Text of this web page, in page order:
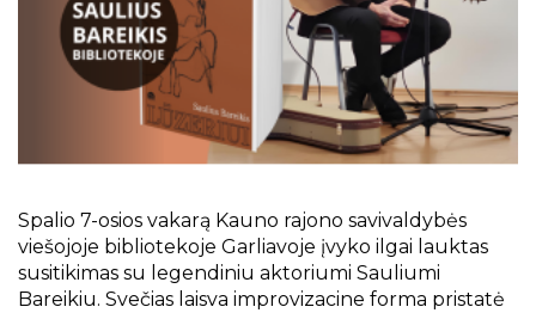
Kraštotyrinės virtualios parodos
Piligrimų keliai Kauno rajone
Spalio 7-osios vakarą Kauno rajono savivaldybės
viešojoje bibliotekoje Garliavoje įvyko ilgai lauktas
susitikimas su legendiniu aktoriumi Sauliumi
Bareikiu. Svečias laisva improvizacine forma pristatė